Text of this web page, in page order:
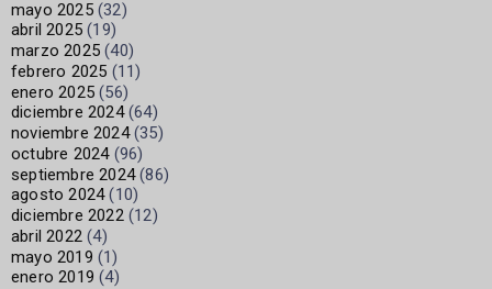
mayo 2025(32)
abril 2025 (19)
marzo 2025 (40)
febrero 2025 (11)
enero 2025 (56)
diciembre 2024(64)
noviembre 2024(35)
octubre 2024(96)
septiembre 2024(86)
agosto 2024(10)
diciembre 2022(12)
abril 2022 (4)
mayo 2019 (1)
enero 2019 (4)